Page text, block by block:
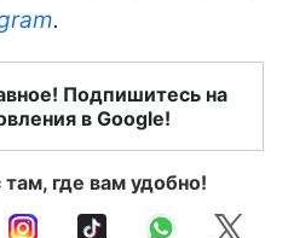
.
Подпишитесь на
в Google!
где вам удобно!